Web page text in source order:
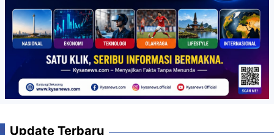
Update Terbaru